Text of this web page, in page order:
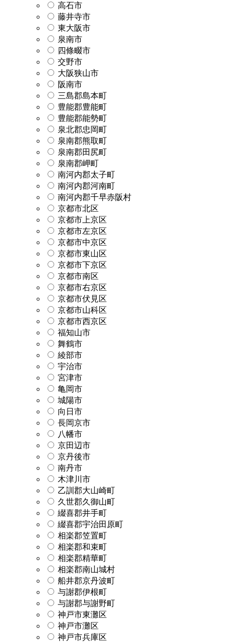
高石市
藤井寺市
東大阪市
泉南市
四條畷市
交野市
大阪狭山市
阪南市
三島郡島本町
豊能郡豊能町
豊能郡能勢町
泉北郡忠岡町
泉南郡熊取町
泉南郡田尻町
泉南郡岬町
南河内郡太子町
南河内郡河南町
南河内郡千早赤阪村
京都市北区
京都市上京区
京都市左京区
京都市中京区
京都市東山区
京都市下京区
京都市南区
京都市右京区
京都市伏見区
京都市山科区
京都市西京区
福知山市
舞鶴市
綾部市
宇治市
宮津市
亀岡市
城陽市
向日市
長岡京市
八幡市
京田辺市
京丹後市
南丹市
木津川市
乙訓郡大山崎町
久世郡久御山町
綴喜郡井手町
綴喜郡宇治田原町
相楽郡笠置町
相楽郡和束町
相楽郡精華町
相楽郡南山城村
船井郡京丹波町
与謝郡伊根町
与謝郡与謝野町
神戸市東灘区
神戸市灘区
神戸市兵庫区